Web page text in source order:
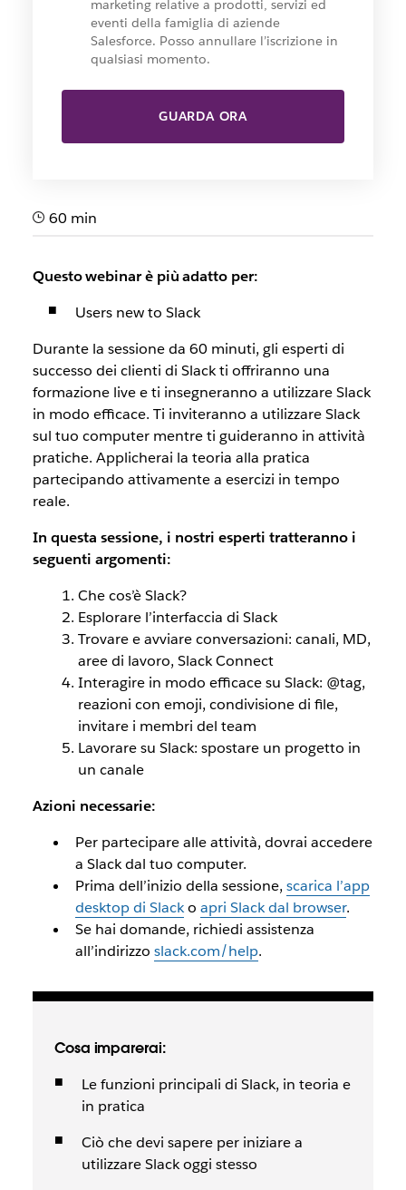
marketing relative a prodotti, servizi ed
eventi della famiglia di aziende
Salesforce. Posso annullare l’iscrizione in
qualsiasi momento.
GUARDA ORA
60 min
Questo webinar è più adatto per:
Users new to Slack
Durante la sessione da 60 minuti, gli esperti di
successo dei clienti di Slack ti offriranno una
formazione live e ti insegneranno a utilizzare Slack
in modo efficace. Ti inviteranno a utilizzare Slack
sul tuo computer mentre ti guideranno in attività
pratiche. Applicherai la teoria alla pratica
partecipando attivamente a esercizi in tempo
reale.
In questa sessione, i nostri esperti tratteranno i
seguenti argomenti:
Che cos’è Slack?
Esplorare l’interfaccia di Slack
Trovare e avviare conversazioni: canali, MD,
aree di lavoro, Slack Connect
Interagire in modo efficace su Slack: @tag,
reazioni con emoji, condivisione di file,
invitare i membri del team
Lavorare su Slack: spostare un progetto in
un canale
Azioni necessarie:
Per partecipare alle attività, dovrai accedere
a Slack dal tuo computer.
Prima dell’inizio della sessione, scarica l’app
desktop di Slacko apri Slack dal browser.
Se hai domande, richiedi assistenza
all’indirizzo slack.com/help.
Cosa imparerai:
Le funzioni principali di Slack, in teoria e
in pratica
Ciò che devi sapere per iniziare a
utilizzare Slack oggi stesso